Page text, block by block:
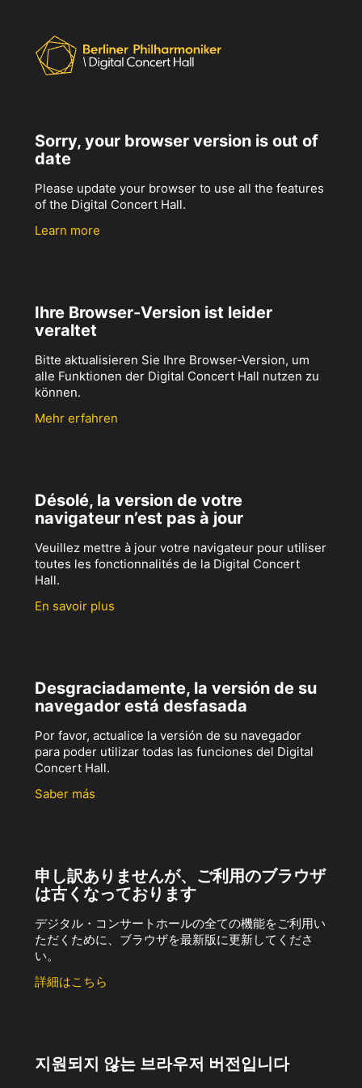
Sorry, your browser version is out of
date
Please update your browser to use all the features
of the Digital Concert Hall.
Learn more
Ihre Browser-Version ist leider
veraltet
Bitte aktualisieren Sie Ihre Browser-Version, um
alle Funktionen der Digital Concert Hall nutzen zu
können.
Mehr erfahren
Désolé, la version de votre
navigateur n’est pas à jour
Veuillez mettre à jour votre navigateur pour utiliser
toutes les fonctionnalités de la Digital Concert
Hall.
En savoir plus
Desgraciadamente, la versión de su
navegador está desfasada
Por favor, actualice la versión de su navegador
para poder utilizar todas las funciones del Digital
Concert Hall.
Saber más
申し訳ありませんが、ご利用のブラウザ
は古くなっております
デジタル・コンサートホールの全ての機能をご利用い
ただくために、ブラウザを最新版に更新してくださ
い。
詳細はこちら
지원되지 않는 브라우저 버전입니다